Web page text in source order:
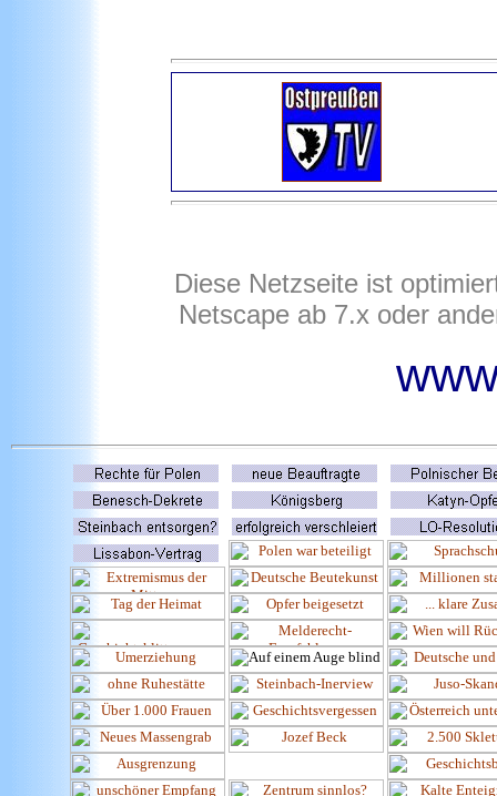
Diese Netzseite ist
Netscape ab 7.x oder